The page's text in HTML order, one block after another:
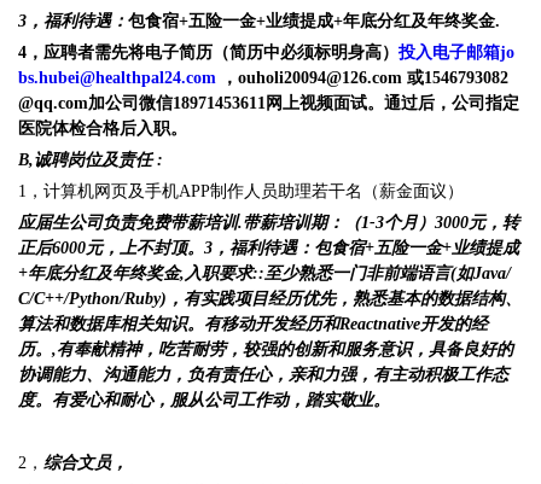
3，福利待遇： 包食宿+五险一金+业绩提成+年底分红及年终奖金.
4，应聘者需先将电子简历（简历中必须标明身高） 投入电子邮箱jo
bs.hubei@healthpal24.com ， ouholi20094@126.com 或1546793082
@qq.com加公司微信18971453611网上视频面试。通过后，公司指定
医院体检合格后入职。
B,诚聘岗位及责任:
1，计算机网页及手机APP制作人员助理若干名（薪金面议）
应届生公司负责免费带薪培训.带薪培训期：（1-3个月）3000元，转
正后6000元，上不封顶。3，福利待遇： 包食宿+五险一金+业绩提成
+年底分红及年终奖金,入职要求::至少熟悉一门非前端语言(如Java/
C/C++/Python/Ruby)，有实践项目经历优先，熟悉基本的数据结构、
算法和数据库相关知识。有移动开发经历和Reactnative开发的经
历。,有奉献精神，吃苦耐劳，较强的创新和服务意识，具备良好的
协调能力、沟通能力，负有责任心，亲和力强，有主动积极工作态
度。有爱心和耐心，服从公司工作动，踏实敬业。
2， 综合文员，